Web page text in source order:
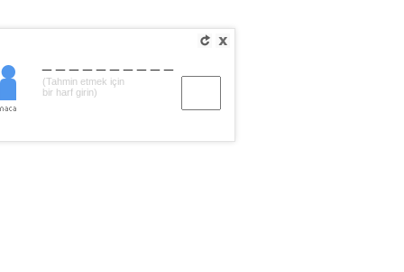
(Tahmin etmek için
bir harf girin)